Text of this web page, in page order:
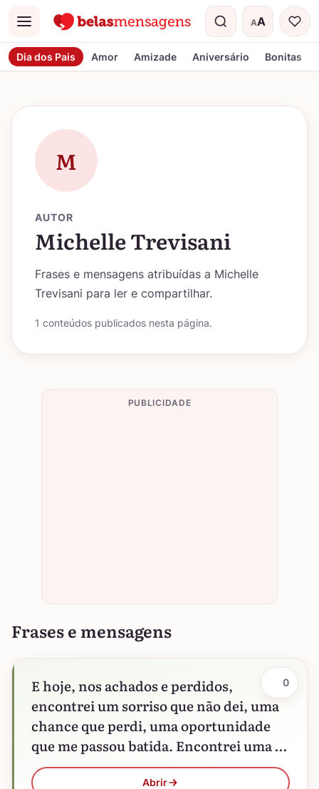
Menu AA
Tamanho do
Dia dos Pais Amor Amizade Aniversário Bonitas
M
AUTOR
Michelle Trevisani
Frases e mensagens atribuídas a Michelle
Trevisani para ler e compartilhar.
1 conteúdos publicados nesta página.
PUBLICIDADE
Frases e mensagens
E hoje, nos achados e perdidos,
encontrei um sorriso que não dei, uma
chance que perdi, uma oportunidade
que me passou batida. Encontrei uma fé
empoeirada e um…
Abrir
0